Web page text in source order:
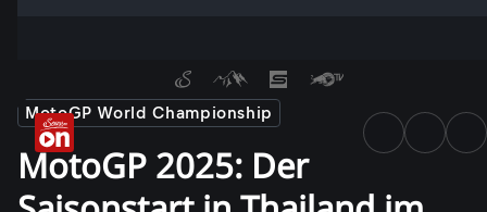
MotoGP World Championship
MotoGP 2025: Der